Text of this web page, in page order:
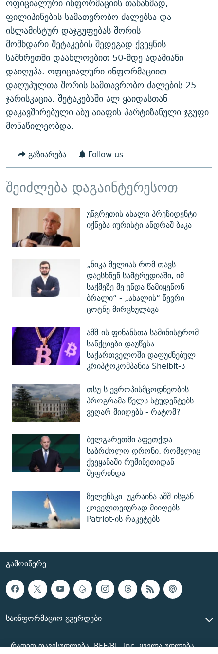
ᲛᲝᲚᲐᲞᲐᲠᲐᲙᲔ ᲢᲔᲥᲡᲢᲔᲑᲘ
ᲨᲘᲜ - ᲣᲪᲮᲝᲔᲗᲨᲘ
ᲚᲘᲢᲔᲠᲐᲢᲣᲠᲣᲚᲘ ᲬᲐᲮᲜᲐᲒᲔᲑᲘ
ᲐᲛᲔᲠᲘᲙᲣᲚᲘ ᲛᲝᲗᲮᲠᲝᲑᲐ
ᲘᲛᲞᲔᲠᲘᲐ ᲓᲐ ᲠᲐᲓᲘᲝ
ᲩᲔᲛᲘ ᲡᲘᲙᲕᲓᲘᲚᲘᲡ ᲛᲘᲖᲔᲖᲘᲐ COVID-19
11 ᲬᲔᲚᲘ - 11 ᲐᲛᲑᲐᲕᲘ
ᲡᲐᲞᲐᲠᲚᲐᲛᲔᲜᲢᲝ ᲐᲠᲩᲔᲕᲜᲔᲑᲘᲡ ᲘᲡᲢᲝᲠᲘᲐ
ᲑᲐᲕᲨᲕᲔᲑᲘ ᲞᲠᲝᲡᲢᲘᲢᲣᲪᲘᲐᲨᲘ - ᲐᲛᲝᲣᲗᲥᲛᲔᲚᲘ ᲐᲛᲑᲐᲕᲘ
5 ᲐᲛᲑᲐᲕᲘ - 20 ᲘᲕᲜᲘᲡᲡ ᲓᲐᲨᲐᲕᲔᲑᲣᲚᲔᲑᲘ
ᲐᲒᲕᲘᲡᲢᲝᲡ ᲝᲛᲘ
ПРИВЕТ ᲙᲣᲚᲢᲣᲠᲐ
ᲒᲐᲛᲝᲘᲬᲔᲠᲔ
რთე/რთ-ის ყველა საიტი
ოფიციალური ინფორმაციის თანახმად,
ფილიპინების სამათვრობო ძალებსა და
ისლამისტურ დაჯგუფებას შორის
მომხდარი შეტაკების შედეგად ქვეყნის
სამხრეთში დაახლოებით 50-მდე ადამიანი
დაიღუპა. ოფიციალური ინფორმაციით
დაღუპულთა შორის სამთავრობო ძალების 25
ჯარისკაცია. შეტაკებაში ალ ყაიდასთან
დაკავშირებული აბუ აიაფის პარტიზანული ჯგუფი
მონაწილეობდა.
გაზიარება Follow us
შეიძლება დაგაინტერესოთ
უნგრეთის ახალი პრეზიდენტი
იქნება იურისტი ანდრაშ ბაკა
„ნიკა მელიას რომ თავს
დაესხნენ სამტრედიაში, იმ
საქმეზე მე უნდა წამიყენონ
ბრალი“ - „ახალის“ წევრი
ცოტნე მირცხულავა
აშშ-ის ფინანსთა სამინისტრომ
სანქციები დაუწესა
საქართველოში დაფუძნებულ
კრიპტოკომპანია Shelbit-ს
თსუ-ს ევროპისმცოდნეობის
პროგრამა წელს სტუდენტებს
ვეღარ მიიღებს - რატომ?
ბულგარეთში აფეთქდა
საბრძოლო დრონი, რომელიც
ქვეყანაში რუმინეთიდან
შეფრინდა
ზელენსკი: უკრაინა აშშ-ისგან
ყოველთვიურად მიიღებს
Patriot-ის რაკეტებს
ᲒᲐᲛᲝᲘᲬᲔᲠᲔ
ᲡᲐᲘᲜᲤᲝᲠᲛᲐᲪᲘᲝ ᲒᲕᲔᲠᲓᲔᲑᲘ
რადიო თავისუფლება, RFE/RL, Inc. ყველა უფლება